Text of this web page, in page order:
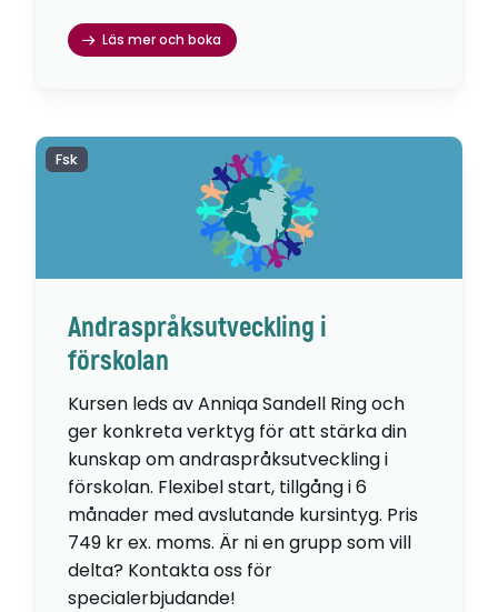
Läs mer och boka
Andraspråksutveckling i
förskolan
Kursen leds av Anniqa Sandell Ring och
ger konkreta verktyg för att stärka din
kunskap om andraspråksutveckling i
förskolan. Flexibel start, tillgång i 6
månader med avslutande kursintyg. Pris
749 kr ex. moms. Är ni en grupp som vill
delta? Kontakta oss för
specialerbjudande!
Fsk